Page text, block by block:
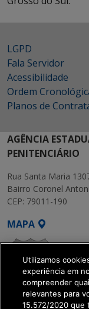
LGPD
Fala Servidor
Acessibilidade
Ordem
Planos de
AGÊNCIA
PENITENCIÁRIO
Rua Santa Maria
Bairro Coronel
CEP: 79011-190
MAPA
Utilizamos
experiência em
compreender
relevantes para
15.572/2020 que